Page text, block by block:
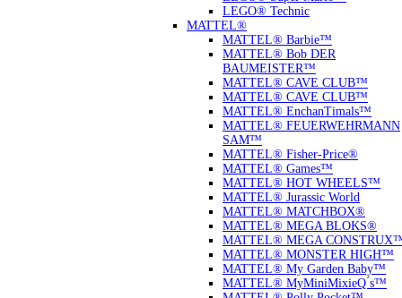
LEGO® Technic
MATTEL®
MATTEL® Barbie™
MATTEL® Bob DER
BAUMEISTER™
MATTEL® CAVE CLUB™
MATTEL® CAVE CLUB™
MATTEL® EnchanTimals™
MATTEL® FEUERWEHRMANN
SAM™
MATTEL® Fisher-Price®
MATTEL® Games™
MATTEL® HOT WHEELS™
MATTEL® Jurassic World
MATTEL® MATCHBOX®
MATTEL® MEGA BLOKS®
MATTEL® MEGA
MATTEL® MONSTER HIGH™
MATTEL® My Garden Baby™
MATTEL® MyMiniMixieQ ́s™